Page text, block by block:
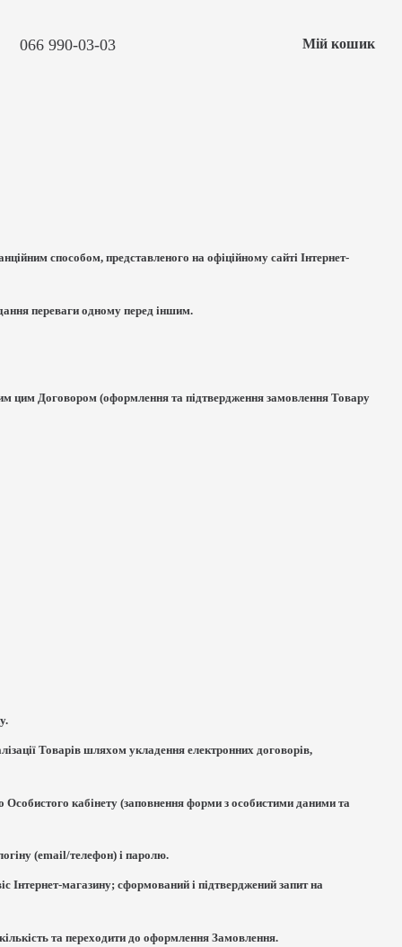
066 990-03-03 Мій кошик
способом, представленого на офіційному сайті Інтернет-
переваги одному перед іншим.
цим Договором (оформлення та підтвердження замовлення Товару
Товарів шляхом укладення електронних договорів,
Особистого кабінету (заповнення форми з особистими даними та
(email/телефон) і паролю.
Інтернет-магазину; сформований і підтверджений запит на
та переходити до оформлення Замовлення.